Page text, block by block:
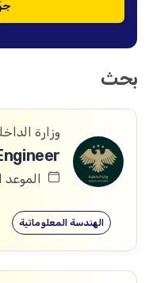
بحث
وزارة
الموعد
الهندسة المعلوماتية